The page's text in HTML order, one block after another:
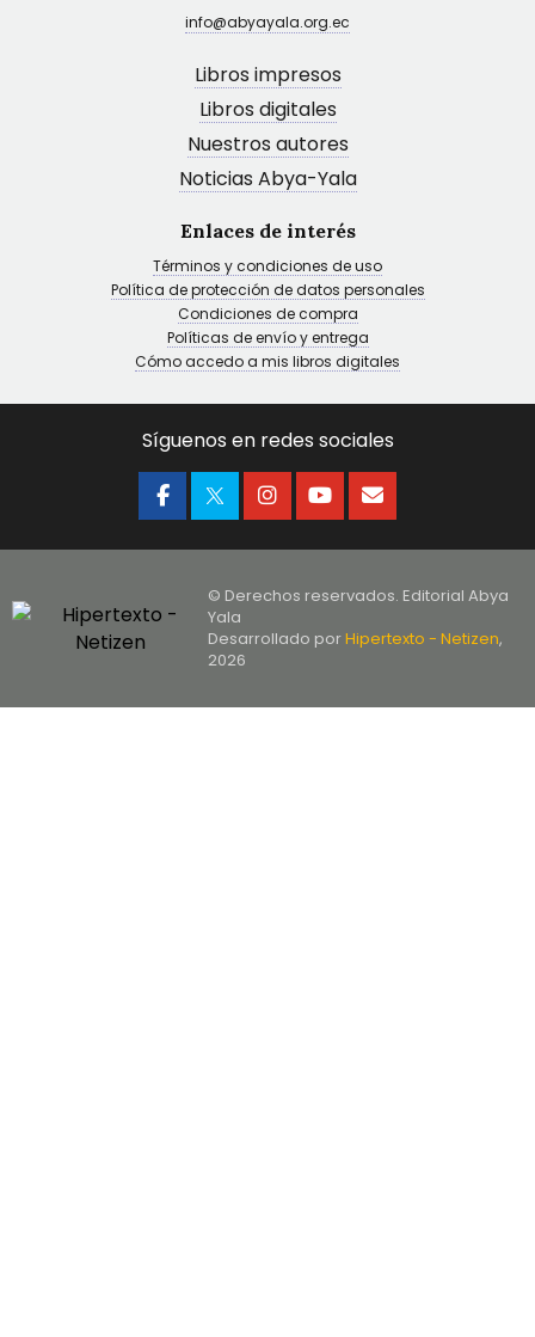
info@abyayala.org.ec
Libros impresos
Libros digitales
Nuestros autores
Noticias Abya-Yala
Enlaces de interés
Términos y condiciones de uso
Política de protección de datos personales
Condiciones de compra
Políticas de envío y entrega
Cómo accedo a mis libros digitales
Síguenos en redes sociales
© Derechos reservados. Editorial Abya
Yala
Desarrollado porHipertexto - Netizen,
2026